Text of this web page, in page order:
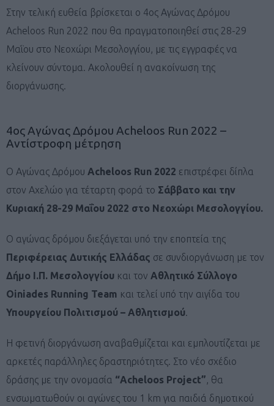
Στην τελική ευθεία βρίσκεται ο 4ος Αγώνας Δρόμου
Acheloos Run 2022 που θα πραγματοποιηθεί στις 28-29
Μαΐου στο Νεοχώρι Μεσολογγίου, με τις εγγραφές να
κλείνουν σύντομα. Ακολουθεί η ανακοίνωση της
διοργάνωσης.
4ος Αγώνας Δρόμου Acheloos Run 2022 –
Αντίστροφη μέτρηση
Ο Αγώνας Δρόμου Acheloos Run 2022 επιστρέφει δίπλα
στον Αχελώο για τέταρτη φορά το Σάββατο και την
Κυριακή 28-29 Μαΐου 2022 στο Νεοχώρι Μεσολογγίου.
Ο αγώνας δρόμου διεξάγεται υπό την εποπτεία της
Περιφέρειας Δυτικής Ελλάδας σε συνδιοργάνωση με τον
Δήμο Ι.Π. Μεσολογγίου και τον Αθλητικό Σύλλογο
Oiniades Running Team και τελεί υπό την αιγίδα του
Υπουργείου Πολιτισμού – Αθλητισμού.
Η φετινή διοργάνωση αναβαθμίζεται και εμπλουτίζεται με
αρκετές παράλληλες δραστηριότητες. Στο νέο σχέδιο
δράσης με την ονομασία “Acheloos Project”, θα
ενσωματωθούν οι αγώνες του 1 km για παιδιά δημοτικού